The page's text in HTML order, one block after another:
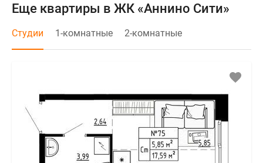
Еще квартиры в ЖК «Аннино Сити»
Студии 1-комнатные 2-комнатные